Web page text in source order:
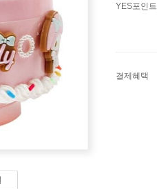
YES포인트
결제혜택